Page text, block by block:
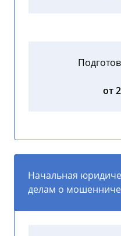
от
Начальная
делам о